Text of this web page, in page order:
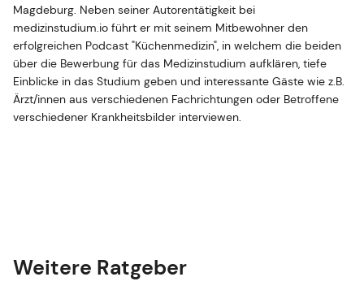
Magdeburg. Neben seiner Autorentätigkeit bei
medizinstudium.io führt er mit seinem Mitbewohner den
erfolgreichen Podcast "Küchenmedizin", in welchem die beiden
über die Bewerbung für das Medizinstudium aufklären, tiefe
Einblicke in das Studium geben und interessante Gäste wie z.B.
Ärzt/innen aus verschiedenen Fachrichtungen oder Betroffene
verschiedener Krankheitsbilder interviewen.
Weitere Ratgeber